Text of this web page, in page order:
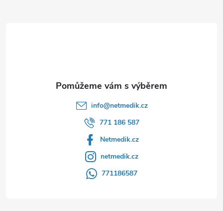
info@netmedik.cz
771 186 587
Netmedik.cz
netmedik.cz
771186587